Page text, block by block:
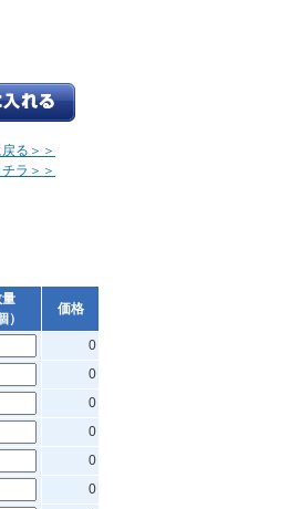
る＞＞
ラ＞＞
）
価格
0
0
0
0
0
0